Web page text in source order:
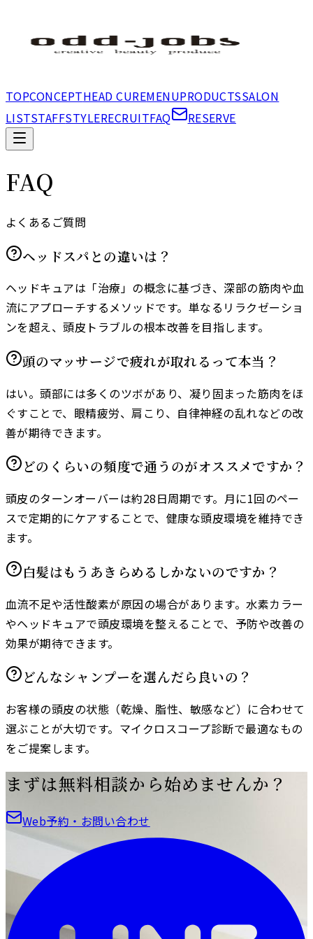
TOPCONCEPTHEAD CUREMENUPRODUCTSSALON
LISTSTAFFSTYLERECRUITFAQ RESERVE
FAQ
よくあるご質問
ヘッドスパとの違いは？
ヘッドキュアは「治療」の概念に基づき、深部の筋肉や血
流にアプローチするメソッドです。単なるリラクゼーショ
ンを超え、頭皮トラブルの根本改善を目指します。
頭のマッサージで疲れが取れるって本当？
はい。頭部には多くのツボがあり、凝り固まった筋肉をほ
ぐすことで、眼精疲労、肩こり、自律神経の乱れなどの改
善が期待できます。
どのくらいの頻度で通うのがオススメですか？
頭皮のターンオーバーは約28日周期です。月に1回のペー
スで定期的にケアすることで、健康な頭皮環境を維持でき
ます。
白髪はもうあきらめるしかないのですか？
血流不足や活性酸素が原因の場合があります。水素カラー
やヘッドキュアで頭皮環境を整えることで、予防や改善の
効果が期待できます。
どんなシャンプーを選んだら良いの？
お客様の頭皮の状態（乾燥、脂性、敏感など）に合わせて
選ぶことが大切です。マイクロスコープ診断で最適なもの
をご提案します。
まずは無料相談から始めませんか？
Web予約・お問い合わせ